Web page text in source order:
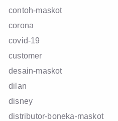
contoh-maskot
corona
covid-19
customer
desain-maskot
dilan
disney
distributor-boneka-maskot